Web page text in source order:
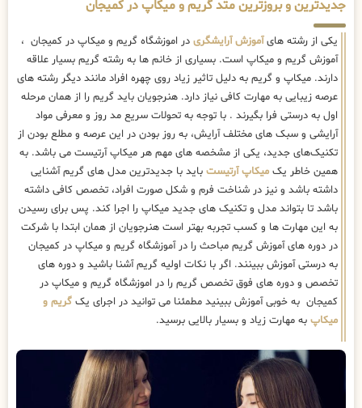
جدیدترین و بروزترین متد گریم و میکاپ در کمیجان
یکی از رشته هایآموزش آرایشگری در اموزشگاه گریم و میکاپ در کمیجان ،
آموزش گریم و میکاپ است. بسیاری از خانم ها به رشته گریم بسیار علاقه
دارند. میکاپ و گریم به دلیل تاثیر زیاد روی چهره افراد مانند دیگر رشته های
عرصه زیبایی به مهارت کافی نیاز دارد. هنرجویان باید گریم را از همان مرحله
اول به درستی فرا بگیرند . با توجه به تحولات سریع مد روز و معرفی مواد
آرایشی و سبک های مختلف آرایش، به روز بودن در این عرصه و مطلع بودن از
تکنیک‌های جدید، یکی از مشخصه های مهم هر میکاپ آرتیست می باشد. به
همین خاطر یک میکاپ آرتیست باید با جدیدترین مدل های گریم آشنایی
داشته باشد و نیز در شناخت فرم و شکل صورت افراد، تخصص کافی داشته
باشد تا بتواند مدل و تکنیک های جدید میکاپ را اجرا کند. پس برای رسیدن
به این مهارت ها و کسب تجربه بهتر است هنرجویان از همان ابتدا با شرکت
در دوره های آموزش گریم مباحث را در آموزشگاه گریم و میکاپ در کمیجان
به درستی آموزش ببینند. اگر با نکات اولیه گریم آشنا باشید و دوره های
تخصص و دوره های فوق تخصص گریم را در اموزشگاه گریم و میکاپ در
کمیجان به خوبی آموزش ببینید مطمئنا می توانید در اجرای یک گریم و
میکاپ به مهارت زیاد و بسیار بالایی برسید.